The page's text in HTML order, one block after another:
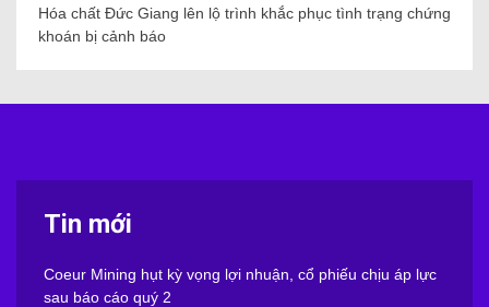
Hóa chất Đức Giang lên lộ trình khắc phục tình trạng chứng
khoán bị cảnh báo
Tin mới
Coeur Mining hụt kỳ vọng lợi nhuận, cổ phiếu chịu áp lực
sau báo cáo quý 2